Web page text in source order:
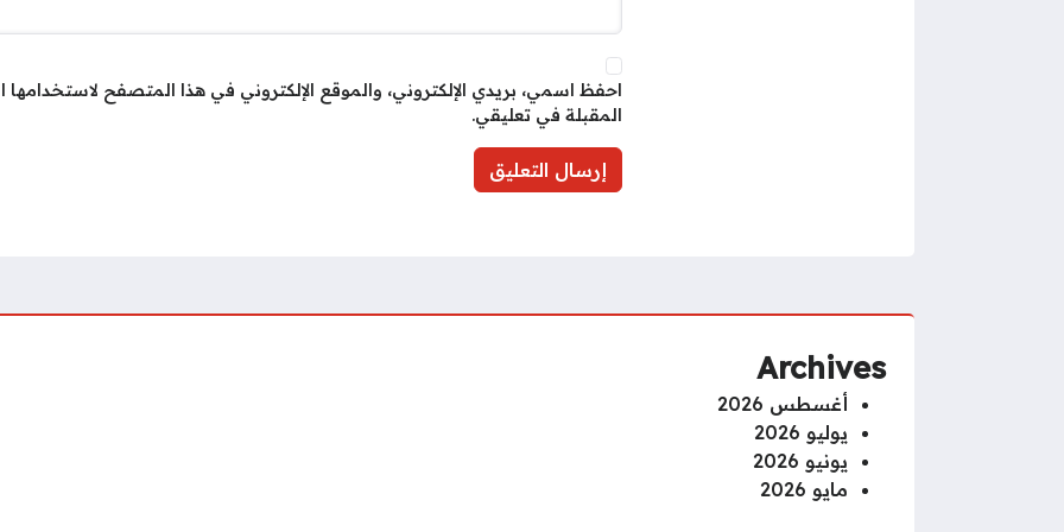
احفظ اسمي، بريدي الإلكتروني، والموقع الإلكتروني في هذا المتصفح لاستخدامها
المقبلة في تعليقي.
Archives
أغسطس 2026
يوليو 2026
يونيو 2026
مايو 2026